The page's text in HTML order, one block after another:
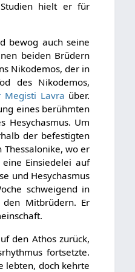
hielt er für
bewog auch seine
beiden Brüdern
Nikodemos, der in
des Nikodemos,
Megisti Lavra über.
eines berühmten
Hesychasmus. Um
der befestigten
Thessalonike, wo er
Einsiedelei auf
und Hesychasmus
schweigend in
Mitbrüdern. Er
den Athos zurück,
fortsetzte.
lebten, doch kehrte